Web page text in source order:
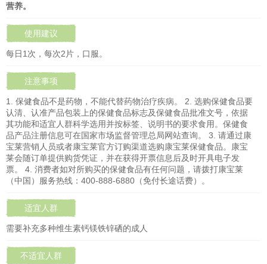
营养。
使用建议
每日1次，每次2片，口服。
注意事项
1. 保健食品不是药物，不能代替药物治疗疾病。 2. 选购保健食品要
认清、认准产品包装上的保健食品标志及保健食品批准文号，依据
其功能和适宜人群科学选用并按标签、说明书的要求食用。保健食
品产品注册信息可在国家市场监督管理总局网站查询。 3. 请通过康
宝莱营销人员或者康宝莱官方订购渠道选购康宝莱保健食品。康宝
莱会随订单提供购货凭证，并在获得开票信息后及时开具电子发
票。 4. 消费者如对所购买的保健食品有任何问题，请拨打康宝莱
（中国）服务热线：400-888-6880（免付长途话费）。
适宜人群
需要补充多种维生素钙镁铁锌硒的成人
不适宜人群